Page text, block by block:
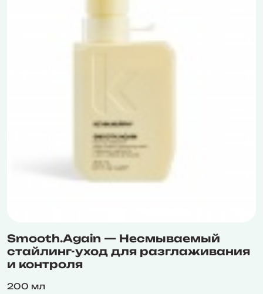
Smooth.Again — Несмываемый
стайлинг-уход для разглаживания
и контроля
200 мл